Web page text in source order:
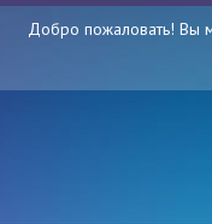
Добро пожаловать! Вы